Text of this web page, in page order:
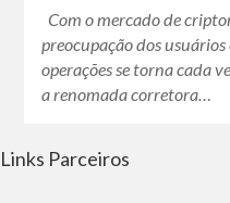
Com o mercado de
preocupação dos
operações se torna cada
a renomada corretora…
Links Parceiros